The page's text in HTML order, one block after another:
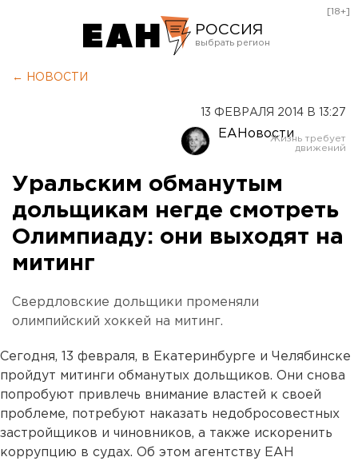
РОССИЯ
Оренбург
[18+]
← НОВОСТИ
13 ФЕВРАЛЯ 2014 В 13:27
ЕАНовости
Уральским обманутым
дольщикам негде смотреть
Олимпиаду: они выходят на
митинг
Свердловские дольщики променяли
олимпийский хоккей на митинг.
Сегодня, 13 февраля, в Екатеринбурге и Челябинске
пройдут митинги обманутых дольщиков. Они снова
попробуют привлечь внимание властей к своей
проблеме, потребуют наказать недобросовестных
застройщиков и чиновников, а также искоренить
коррупцию в судах. Об этом агентству ЕАН